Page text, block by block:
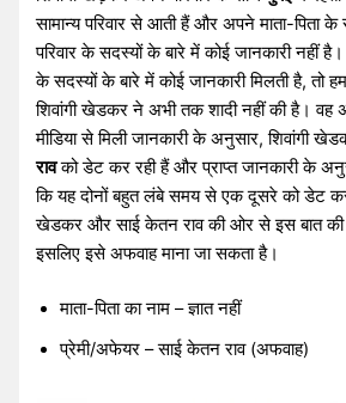
सामान्य परिवार से आती हैं और अपने माता-पिता
परिवार के सदस्यों के बारे में कोई जानकारी नहीं
के सदस्यों के बारे में कोई जानकारी मिलती है, तो
शिवांगी खेडकर ने अभी तक शादी नहीं की है। वह
मीडिया से मिली जानकारी के अनुसार, शिवांगी
रावको डेट कर रही हैं और प्राप्त जानकारी के
कि यह दोनों बहुत लंबे समय से एक दूसरे को डेट
खेडकर और साई केतन राव की ओर से इस बात की
इसलिए इसे अफवाह माना जा सकता है।
माता-पिता का नाम – ज्ञात नहीं
प्रेमी/अफेयर – साई केतन राव (अफवाह)